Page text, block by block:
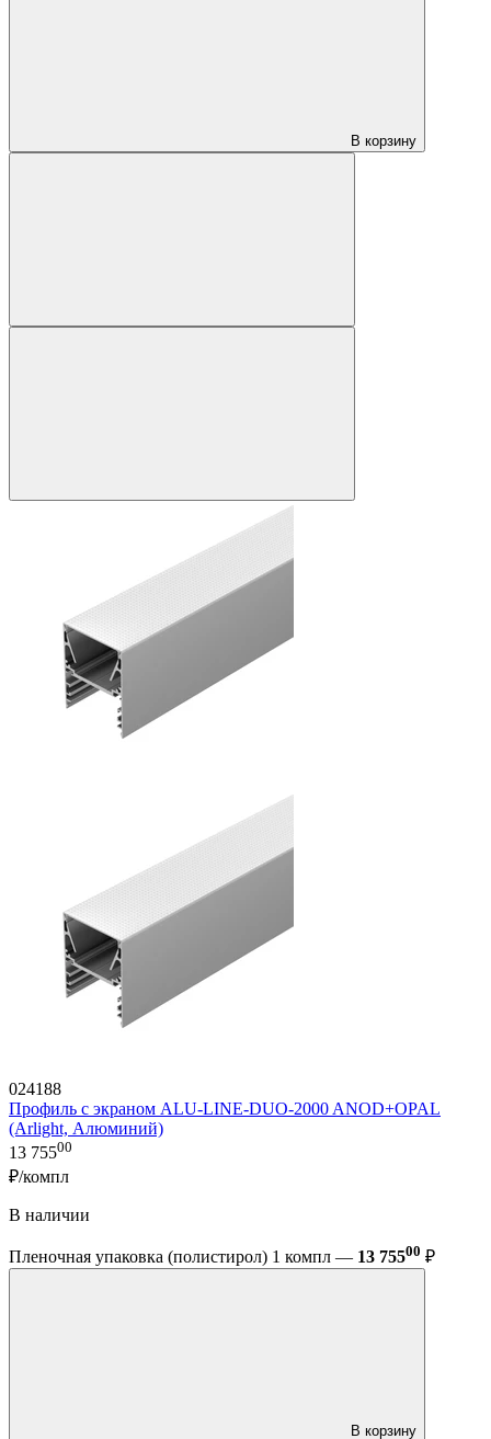
В корзину
024188
Профиль с экраном ALU-LINE-DUO-2000 ANOD+OPAL
(Arlight, Алюминий)
13 75500
₽/компл
В наличии
Пленочная упаковка (полистирол) 1 компл — 13 75500 ₽
В корзину